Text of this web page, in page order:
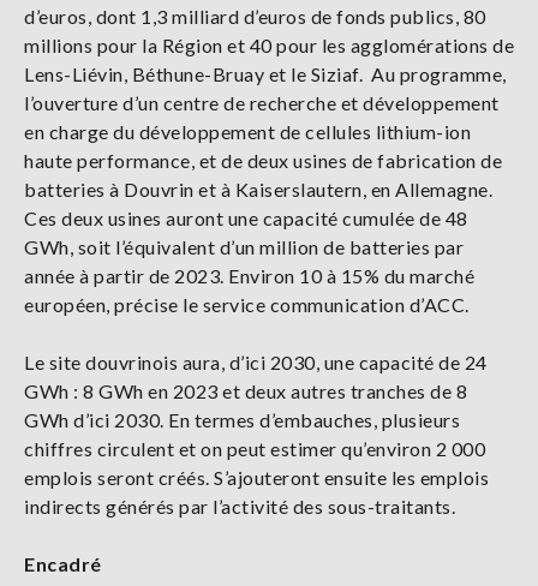
d’euros, dont 1,3 milliard d’euros de fonds publics, 80
millions pour la Région et 40 pour les agglomérations de
Lens-Liévin, Béthune-Bruay et le Siziaf. Au programme,
l’ouverture d’un centre de recherche et développement
en charge du développement de cellules lithium-ion
haute performance, et de deux usines de fabrication de
batteries à Douvrin et à Kaiserslautern, en Allemagne.
Ces deux usines auront une capacité cumulée de 48
GWh, soit l’équivalent d’un million de batteries par
année à partir de 2023. Environ 10 à 15% du marché
européen, précise le service communication d’ACC.
Le site douvrinois aura, d’ici 2030, une capacité de 24
GWh : 8 GWh en 2023 et deux autres tranches de 8
GWh d’ici 2030. En termes d’embauches, plusieurs
chiffres circulent et on peut estimer qu’environ 2 000
emplois seront créés. S’ajouteront ensuite les emplois
indirects générés par l’activité des sous-traitants.
Encadré